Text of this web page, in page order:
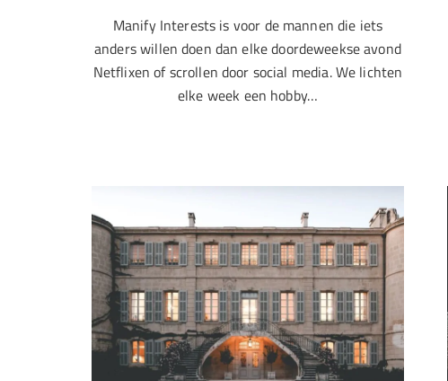
Manify Interests is voor de mannen die iets
anders willen doen dan elke doordeweekse avond
Netflixen of scrollen door social media. We lichten
elke week een hobby…